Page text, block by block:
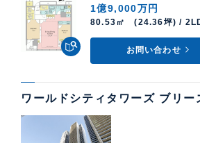
1億9,000万円
80.53㎡ (24.36坪) /
お問い合わせ
ワールドシティタワーズ ブリー